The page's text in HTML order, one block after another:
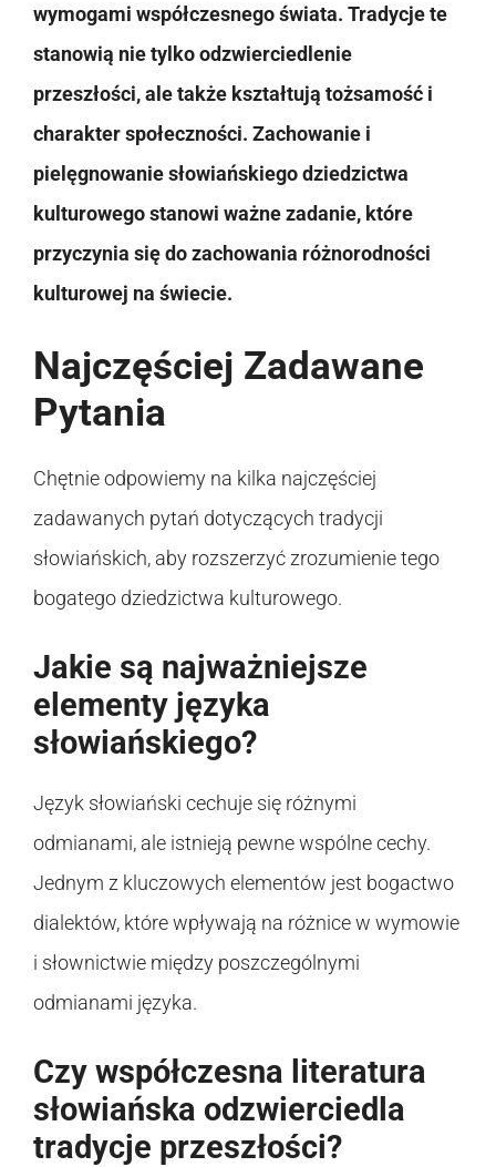
wymogami współczesnego świata. Tradycje te
stanowią nie tylko odzwierciedlenie
przeszłości, ale także kształtują tożsamość i
charakter społeczności. Zachowanie i
pielęgnowanie słowiańskiego dziedzictwa
kulturowego stanowi ważne zadanie, które
przyczynia się do zachowania różnorodności
kulturowej na świecie.
Najczęściej Zadawane
Pytania
Chętnie odpowiemy na kilka najczęściej
zadawanych pytań dotyczących tradycji
słowiańskich, aby rozszerzyć zrozumienie tego
bogatego dziedzictwa kulturowego.
Jakie są najważniejsze
elementy języka
słowiańskiego?
Język słowiański cechuje się różnymi
odmianami, ale istnieją pewne wspólne cechy.
Jednym z kluczowych elementów jest bogactwo
dialektów, które wpływają na różnice w wymowie
i słownictwie między poszczególnymi
odmianami języka.
Czy współczesna literatura
słowiańska odzwierciedla
tradycje przeszłości?